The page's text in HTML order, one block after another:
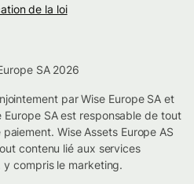
de la loi
SA 2026
par Wise Europe SA et
Europe SA est responsable de tout
Wise Assets Europe AS
contenu lié aux services
y compris le marketing.